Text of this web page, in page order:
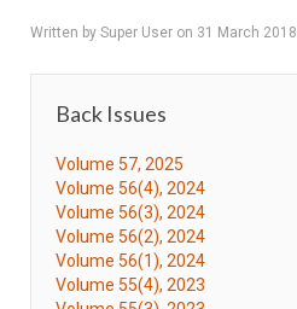
Written by Super User on 31 March 2018
Back Issues
Volume 57, 2025
Volume 56(4), 2024
Volume 56(3), 2024
Volume 56(2), 2024
Volume 56(1), 2024
Volume 55(4), 2023